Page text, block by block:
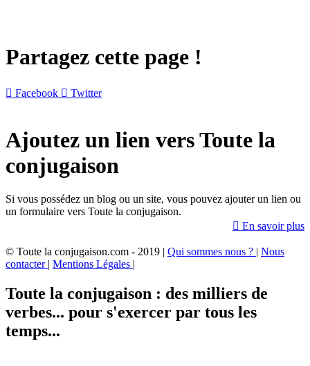
Partagez cette page !
 Facebook  Twitter
Ajoutez un lien vers Toute la
conjugaison
Si vous possédez un blog ou un site, vous pouvez ajouter un lien ou
un formulaire vers Toute la conjugaison.
 En savoir plus
© Toute la conjugaison.com - 2019 | Qui sommes nous ? | Nous
contacter | Mentions Légales |
Toute la conjugaison : des milliers de
verbes... pour s'exercer par tous les
temps...